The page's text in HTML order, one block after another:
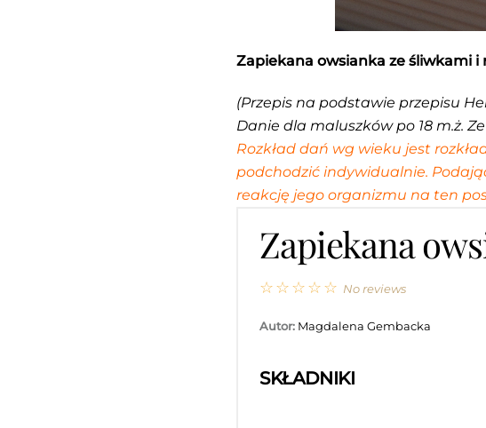
Zapiekana owsianka ze śliwkami i
(Przepis na podstawie przepisu
Danie dla maluszków po 18 m.ż.
Rozkład dań wg wieku jest
podchodzić indywidualnie.
reakcję jego organizmu na ten
Zapiekana
☆
☆
☆
☆
☆ No reviews
Autor: Magdalena Gembacka
SKŁADNIKI